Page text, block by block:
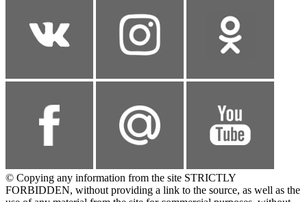
© Copying any information from the site STRICTLY
FORBIDDEN, without providing a link to the source, as well as the